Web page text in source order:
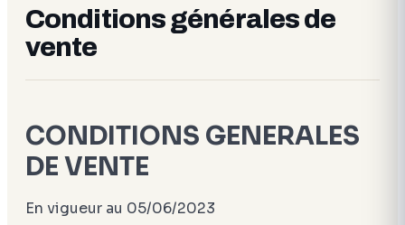
Conditions générales de
vente
CONDITIONS GENERALES
DE VENTE
En vigueur au 05/06/2023